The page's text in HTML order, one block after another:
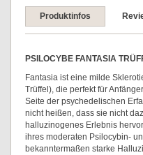
Produktinfos
PSILOCYBE FANTASIA
Fantasia ist eine milde
Trüffel), die perfekt für
Seite der psychedelischen
nicht heißen, dass sie nicht
halluzinogenes Erlebnis
ihres moderaten Psilocybin-
bekanntermaßen starke